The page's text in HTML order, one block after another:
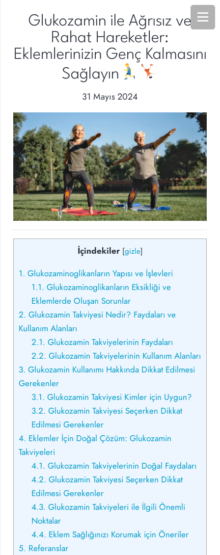
Glukozamin ile Ağrısız ve
Rahat Hareketler:
Eklemlerinizin Genç Kalmasını
Sağlayın
31 Mayıs 2024
İçindekiler [gizle]
1. Glukozaminoglikanların Yapısı ve İşlevleri
1.1. Glukozaminoglikanların Eksikliği ve
Eklemlerde Oluşan Sorunlar
2. Glukozamin Takviyesi Nedir? Faydaları ve
Kullanım Alanları
2.1. Glukozamin Takviyelerinin Faydaları
2.2. Glukozamin Takviyelerinin Kullanım Alanları
3. Glukozamin Kullanımı Hakkında Dikkat Edilmesi
Gerekenler
3.1. Glukozamin Takviyesi Kimler için Uygun?
3.2. Glukozamin Takviyesi Seçerken Dikkat
Edilmesi Gerekenler
4. Eklemler İçin Doğal Çözüm: Glukozamin
Takviyeleri
4.1. Glukozamin Takviyelerinin Doğal Faydaları
4.2. Glukozamin Takviyesi Seçerken Dikkat
Edilmesi Gerekenler
4.3. Glukozamin Takviyeleri ile İlgili Önemli
Noktalar
4.4. Eklem Sağlığınızı Korumak için Öneriler
5. Referanslar